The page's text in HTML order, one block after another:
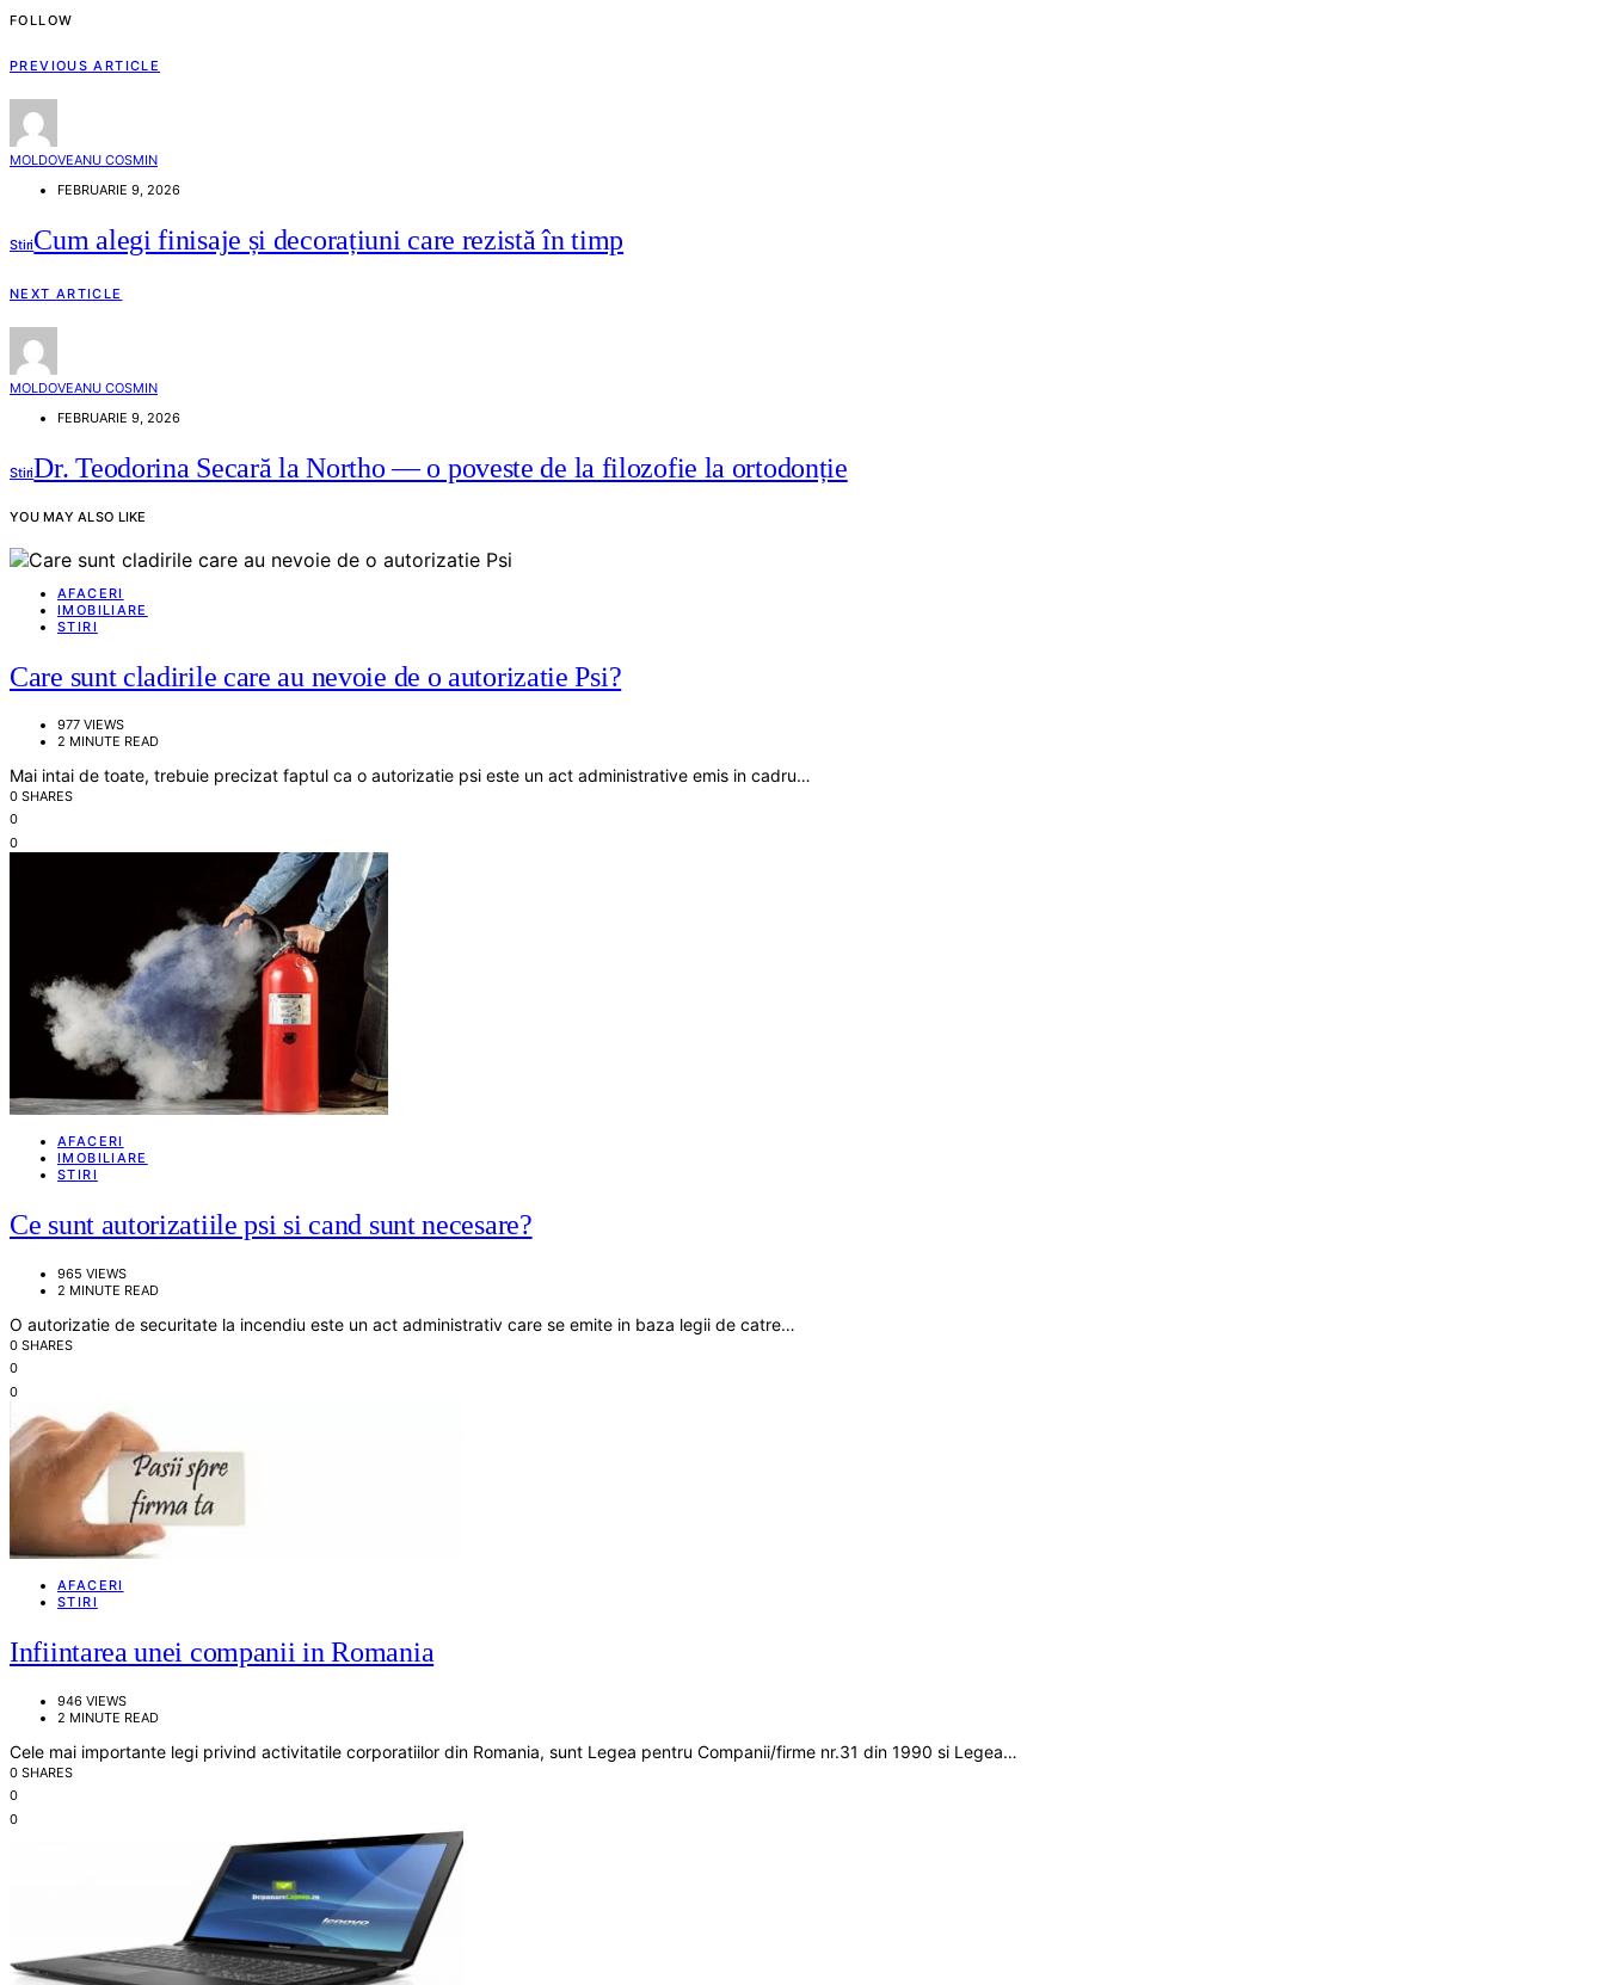
FOLLOW
PREVIOUS ARTICLE
MOLDOVEANU COSMIN
FEBRUARIE 9, 2026
StiriCum alegi finisaje și decorațiuni care rezistă în timp
NEXT ARTICLE
MOLDOVEANU COSMIN
FEBRUARIE 9, 2026
StiriDr. Teodorina Secară la Northo — o poveste de la filozofie la ortodonție
YOU MAY ALSO LIKE
AFACERI
IMOBILIARE
STIRI
Care sunt cladirile care au nevoie de o autorizatie Psi?
977 VIEWS
2 MINUTE READ
Mai intai de toate, trebuie precizat faptul ca o autorizatie psi este un act administrative emis in cadru…
0 SHARES
0
0
AFACERI
IMOBILIARE
STIRI
Ce sunt autorizatiile psi si cand sunt necesare?
965 VIEWS
2 MINUTE READ
O autorizatie de securitate la incendiu este un act administrativ care se emite in baza legii de catre…
0 SHARES
0
0
AFACERI
STIRI
Infiintarea unei companii in Romania
946 VIEWS
2 MINUTE READ
Cele mai importante legi privind activitatile corporatiilor din Romania, sunt Legea pentru Companii/firme nr.31 din 1990 si Legea…
0 SHARES
0
0